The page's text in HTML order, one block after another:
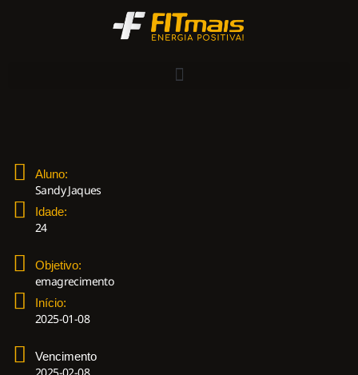
Aluno:
Sandy Jaques
Idade:
24
Objetivo:
emagrecimento
Início:
2025-01-08
Vencimento